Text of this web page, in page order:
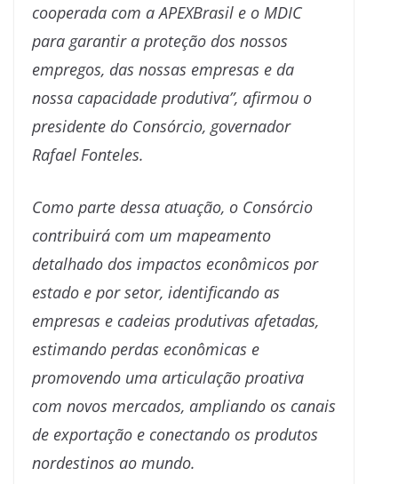
cooperada com a APEXBrasil e o MDIC
para garantir a proteção dos nossos
empregos, das nossas empresas e da
nossa capacidade produtiva”, afirmou o
presidente do Consórcio, governador
Rafael Fonteles.
Como parte dessa atuação, o Consórcio
contribuirá com um mapeamento
detalhado dos impactos econômicos por
estado e por setor, identificando as
empresas e cadeias produtivas afetadas,
estimando perdas econômicas e
promovendo uma articulação proativa
com novos mercados, ampliando os canais
de exportação e conectando os produtos
nordestinos ao mundo.